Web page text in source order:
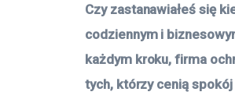
Czy zastanawiałeś się
codziennym i
każdym kroku, firma
tych, którzy cenią